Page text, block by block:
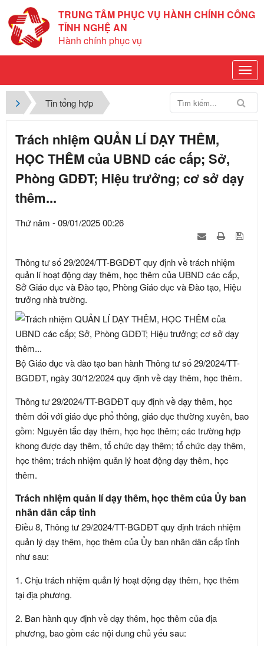
TRUNG TÂM PHỤC VỤ HÀNH CHÍNH CÔNG
TỈNH NGHỆ AN
Hành chính phục vụ
Tin tổng hợp
Trách nhiệm QUẢN LÍ DẠY THÊM,
HỌC THÊM của UBND các cấp; Sở,
Phòng GDĐT; Hiệu trưởng; cơ sở dạy
thêm...
Thứ năm - 09/01/2025 00:26
Thông tư số 29/2024/TT-BGDĐT quy định về trách nhiệm
quản lí hoạt động dạy thêm, học thêm của UBND các cấp,
Sở Giáo dục và Đào tạo, Phòng Giáo dục và Đào tạo, Hiệu
trưởng nhà trường.
Bộ Giáo dục và đào tạo ban hành Thông tư số 29/2024/TT-
BGDĐT, ngày 30/12/2024 quy định về dạy thêm, học thêm.
Thông tư 29/2024/TT-BGDĐT quy định về dạy thêm, học
thêm đối với giáo dục phổ thông, giáo dục thường xuyên, bao
gồm: Nguyên tắc dạy thêm, học học thêm; các trường hợp
khong được dạy thêm, tổ chức dạy thêm; tổ chức dạy thêm,
học thêm; trách nhiệm quản lý hoat động dạy thêm, học
thêm.
Trách nhiệm quản lí dạy thêm, học thêm của Ủy ban
nhân dân cấp tỉnh
Điều 8, Thông tư 29/2024/TT-BGDĐT quy định trách nhiệm
quản lý dạy thêm, học thêm của Ủy ban nhân dân cấp tỉnh
như sau:
1. Chịu trách nhiệm quản lý hoạt động dạy thêm, học thêm
tại địa phương.
2. Ban hành quy định về dạy thêm, học thêm của địa
phương, bao gồm các nội dung chủ yếu sau: